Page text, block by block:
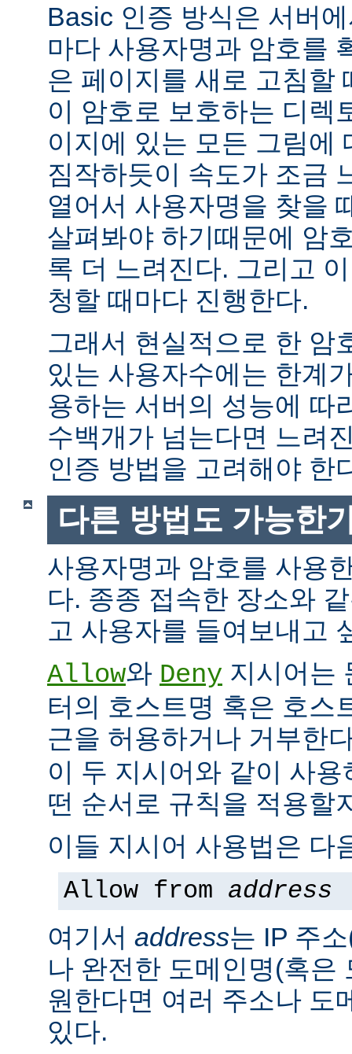
Basic 인증 방식은 서버
마다 사용자명과 암호를
은 페이지를 새로 고침할
이 암호로 보호하는 디렉
이지에 있는 모든 그림에
짐작하듯이 속도가 조금
열어서 사용자명을 찾을
살펴봐야 하기때문에 암
록 더 느려진다. 그리고
청할 때마다 진행한다.
그래서 현실적으로 한 암
있는 사용자수에는 한계
용하는 서버의 성능에 따
수백개가 넘는다면 느려
인증 방법을 고려해야 한
다른 방법도 가능한
사용자명과 암호를 사용
다. 종종 접속한 장소와
고 사용자를 들여보내고
Allow와 Deny 지시어는
터의 호스트명 혹은 호스
근을 허용하거나 거부한
이 두 지시어와 같이 사
떤 순서로 규칙을 적용할
이들 지시어 사용법은 다
Allow from address
여기서 address는 IP 주
나 완전한 도메인명(혹은
원한다면 여러 주소나 도
있다.